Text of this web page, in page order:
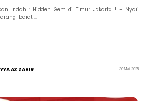
Indah : Hidden Gem di Timur Jakarta ! – Nyari
ibarat ...
AZ ZAHIR 30 Mei 2025